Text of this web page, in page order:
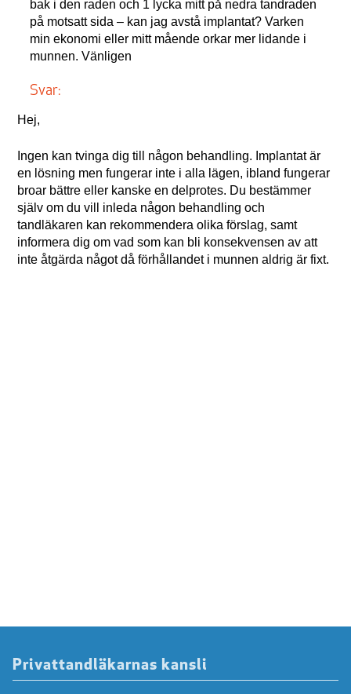
bak i den raden och 1 lycka mitt på nedra tandraden
på motsatt sida – kan jag avstå implantat? Varken
min ekonomi eller mitt mående orkar mer lidande i
munnen. Vänligen
Svar:
Hej,
Ingen kan tvinga dig till någon behandling. Implantat är
en lösning men fungerar inte i alla lägen, ibland fungerar
broar bättre eller kanske en delprotes. Du bestämmer
själv om du vill inleda någon behandling och
tandläkaren kan rekommendera olika förslag, samt
informera dig om vad som kan bli konsekvensen av att
inte åtgärda något då förhållandet i munnen aldrig är fixt.
Privattandläkarnas kansli